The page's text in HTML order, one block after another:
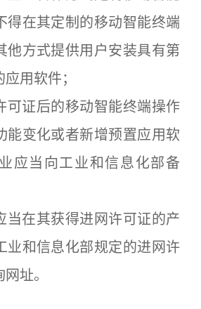
得在其定制的移动智能终端
他方式提供用户安装具有第
用软件；
可证后的移动智能终端操作
能变化或者新增预置应用软
应当向工业和信息化部备
当在其获得进网许可证的产
业和信息化部规定的进网许
址。